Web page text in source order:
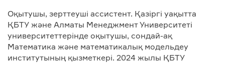
Оқытушы, зерттеуші ассистент. Қазіргі уақытта
ҚБТУ және Алматы Менеджмент Университеті
университеттерінде оқытушы, сондай-ақ
Математика және математикалық модельдеу
институтының қызметкері. 2024 жылы ҚБТУ